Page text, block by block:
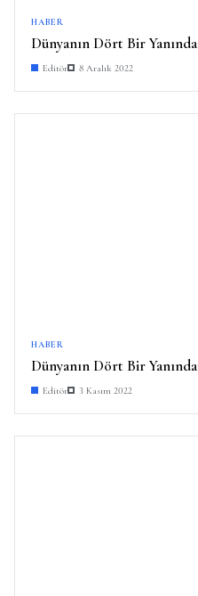
HABER
Dünyanın Dört Bir
Editör 8 Aralık 2022
HABER
Dünyanın Dört Bir
Editör 3 Kasım 2022